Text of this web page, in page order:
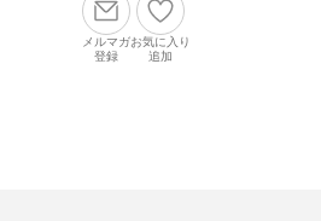
メルマガ
登録
お気に入り
追加